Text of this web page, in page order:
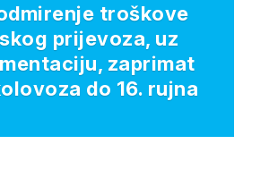
troškove
prijevoza, uz
zaprimat
do 16. rujna